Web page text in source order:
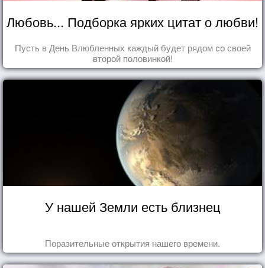
Любовь... Подборка ярких цитат о любви!
Пусть в День Влюбленных каждый будет рядом со своей
второй половинкой!
У нашей Земли есть близнец
Поразительные открытия нашего времени.